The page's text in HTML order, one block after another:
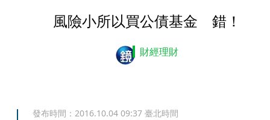
風險小所以買公債基金 錯！
財經理財
發布時間： 2016.10.04 09:37 臺北時間